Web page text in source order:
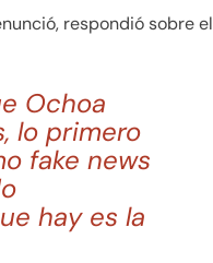
respondió sobre el
Ochoa
lo primero
fake news
hay es la